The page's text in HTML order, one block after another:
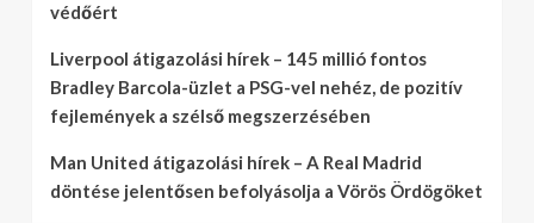
védőért
Liverpool átigazolási hírek – 145 millió fontos
Bradley Barcola-üzlet a PSG-vel nehéz, de pozitív
fejlemények a szélső megszerzésében
Man United átigazolási hírek – A Real Madrid
döntése jelentősen befolyásolja a Vörös Ördögöket